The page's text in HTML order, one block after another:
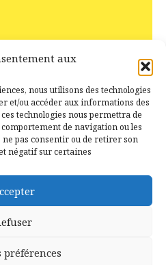
aux
nous utilisons des technologies
et/ou accéder aux informations des
technologies nous permettra de
de navigation ou les
pas consentir ou de retirer son
négatif sur certaines
préférences
de Campénéac